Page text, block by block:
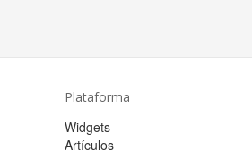
Plataforma
Widgets
Artículos